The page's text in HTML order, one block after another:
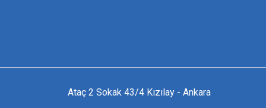
Ataç 2 Sokak 43/4 Kızılay - Ankara